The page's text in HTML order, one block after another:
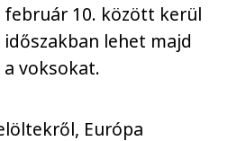
február 10. között kerül
időszakban lehet majd
voksokat.
Európa